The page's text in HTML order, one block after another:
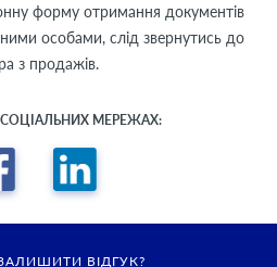
форму отримання документів
особами, слід звернутись до
з продажів.
МЕРЕЖАХ:
ВІДГУК?